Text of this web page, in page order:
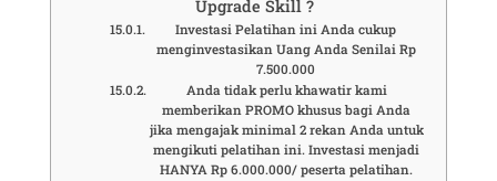
Upgrade Skill ?
Investasi Pelatihan ini Anda cukup
menginvestasikan Uang Anda Senilai Rp
7.500.000
Anda tidak perlu khawatir kami
memberikan PROMO khusus bagi Anda
jika mengajak minimal 2 rekan Anda untuk
mengikuti pelatihan ini. Investasi menjadi
HANYA Rp 6.000.000/ peserta pelatihan.